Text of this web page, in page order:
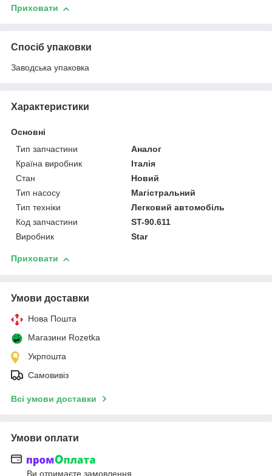
Приховати
Спосіб упаковки
Заводська упаковка
Характеристики
Основні
Тип запчастини
Аналог
Країна виробник
Італія
Стан
Новий
Тип насосу
Магістральний
Тип техніки
Легковий автомобіль
Код запчастини
ST-90.611
Виробник
Star
Приховати
Умови доставки
Нова Пошта
Магазини Rozetka
Укрпошта
Самовивіз
Всі умови доставки
Умови оплати
Ви отримаєте замовлення